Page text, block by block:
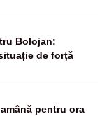
Bolojan:
de forță
pentru ora